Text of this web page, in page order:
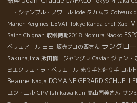
ー・シャンブル・ノワール Iode タカムラ Coteaux
Marion Kergines LEVAT Tokyo Kanda chef Xabi
Saint Chignan 収穫時期2018 Nomura Naoko
べリュアール ヨヨ 販売プロの西さん ラングロ
Sakurajima 飯田橋 ジャングレ Caviar ジャン・
ミエクリュ・ラ・ペリエール 売り手と造り手 コル
Beaune Nadja DOMAINE GERARD
ユン・ニル CPV Ishikawa kun 高山南美さん サン